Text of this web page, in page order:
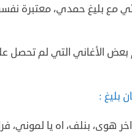
مع بليغ حمدي، معتبرة
الأغاني التي لم تحصل
بليغ :
اخر هوى، بنلف، اه يا